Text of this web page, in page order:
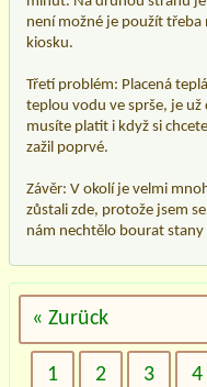
není možné je použít třeba
kiosku.
Třetí problém: Placená
teplou vodu ve sprše, je už
musíte platit i když si
zažil poprvé.
Závěr: V okolí je velmi
zůstali zde, protože jsem
nám nechtělo bourat
« Zurück
1 2 3 4